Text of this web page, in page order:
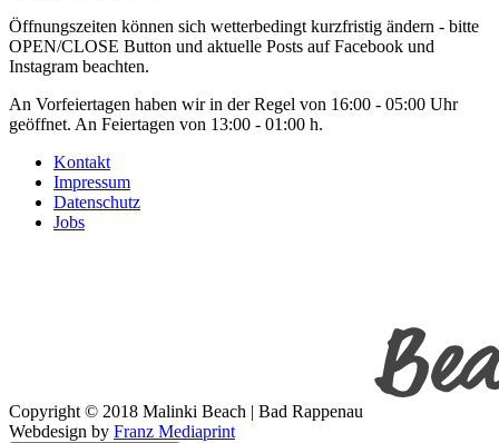
Öffnungszeiten können sich wetterbedingt kurzfristig ändern - bitte
OPEN/CLOSE Button und aktuelle Posts auf Facebook und
Instagram beachten.
An Vorfeiertagen haben wir in der Regel von 16:00 - 05:00 Uhr
geöffnet. An Feiertagen von 13:00 - 01:00 h.
Kontakt
Impressum
Datenschutz
Jobs
Copyright © 2018 Malinki Beach | Bad Rappenau
Webdesign by Franz Mediaprint